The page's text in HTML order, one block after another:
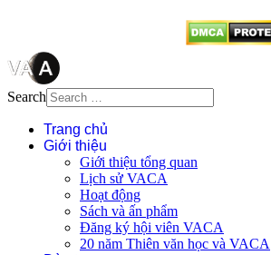
Search
Trang chủ
Giới thiệu
Giới thiệu tổng quan
Lịch sử VACA
Hoạt động
Sách và ấn phẩm
Đăng ký hội viên VACA
20 năm Thiên văn học và VACA